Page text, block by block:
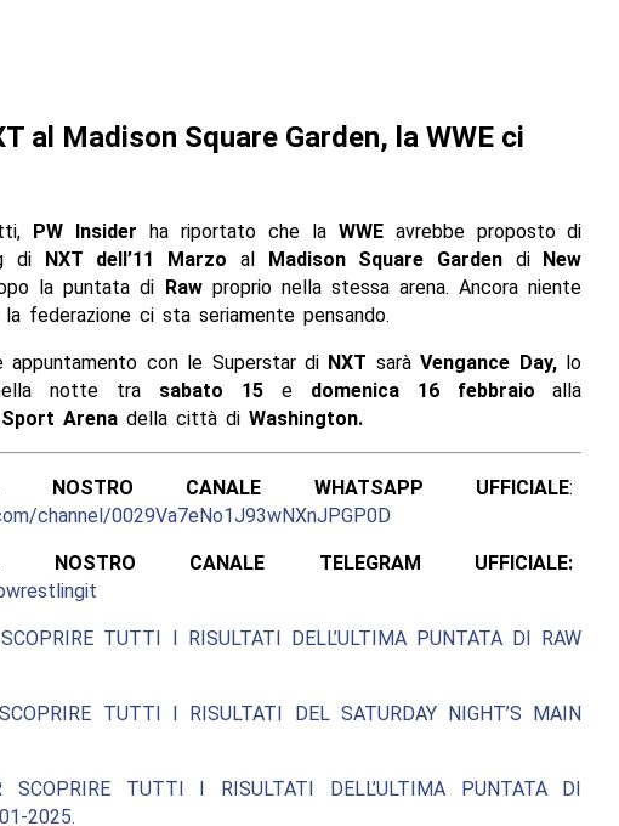
al Madison Square Garden, la WWE ci
PW Insider ha riportato che la WWEavrebbe proposto di
di NXT dell’11 Marzo al Madison Square Gardendi New
la puntata di Rawproprio nella stessa arena. Ancora niente
federazione ci sta seriamente pensando.
appuntamento con le Superstar di NXT saràVengance Day,lo
notte tra sabato 15 e domenica 16 febbraio alla
Arenadella città diWashington.
NOSTRO CANALE WHATSAPP UFFICIALE:
channel/0029Va7eNo1J93wNXnJPGP0D
NOSTRO CANALE TELEGRAM UFFICIALE:
TUTTI I RISULTATI DELL’ULTIMA PUNTATA DI RAW
TUTTI I RISULTATI DEL SATURDAY NIGHT’S MAIN
SCOPRIRE TUTTI I RISULTATI DELL’ULTIMA PUNTATA DI
2025.